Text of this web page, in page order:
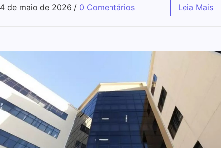
4 de maio de 2026 / 0 Comentários Leia Mais